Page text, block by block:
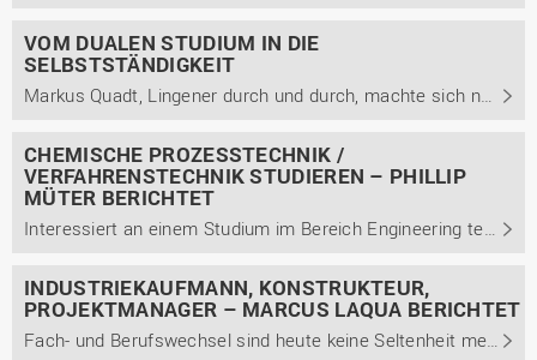
VOM DUALEN STUDIUM IN DIE
SELBSTSTÄNDIGKEIT
Markus Quadt, Lingener durch und durch, machte sich nach seinem dualen Studium in der Gastronomie selbständig. Im Interview berichtet er von seinem Weg in die Selbständigkeit, was seinen Erfolg ausmacht und wie das duale Studium ihn auf seinen Weg unterstützt hat.
CHEMISCHE PROZESSTECHNIK /
VERFAHRENSTECHNIK STUDIEREN – PHILLIP
MÜTER BERICHTET
Interessiert an einem Studium im Bereich Engineering technischer Systeme mit der Studienrichtung Chemische Prozesstechnik / Verfahrenstechnik und noch unsicher? Im Interview berichtet Phillip Müter von seinem dualen Studium, Berufsweg und weiterführendem Masterstudium.
INDUSTRIEKAUFMANN, KONSTRUKTEUR,
PROJEKTMANAGER – MARCUS LAQUA BERICHTET
Fach- und Berufswechsel sind heute keine Seltenheit mehr. Bei der Masse an unterschiedlichen Ausbildungs- und Studienangeboten stellt so manche Person erst im Verlauf fest, dass das eigene Interesse noch in eine andere Richtung geht. Marcus Laqua zeigt, dass ein Wechsel auch innerhalb eines ...